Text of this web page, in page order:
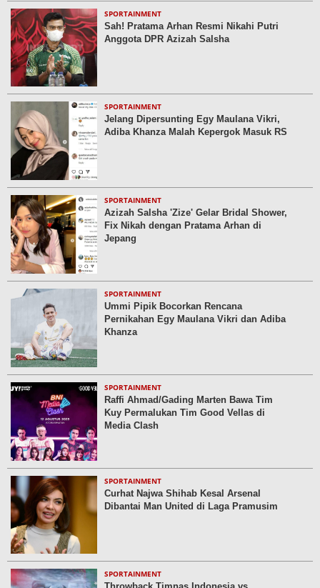
SPORTAINMENT
Sah! Pratama Arhan Resmi Nikahi Putri
Anggota DPR Azizah Salsha
SPORTAINMENT
Jelang Dipersunting Egy Maulana Vikri,
Adiba Khanza Malah Kepergok Masuk RS
SPORTAINMENT
Azizah Salsha 'Zize' Gelar Bridal Shower,
Fix Nikah dengan Pratama Arhan di
Jepang
SPORTAINMENT
Ummi Pipik Bocorkan Rencana
Pernikahan Egy Maulana Vikri dan Adiba
Khanza
SPORTAINMENT
Raffi Ahmad/Gading Marten Bawa Tim
Kuy Permalukan Tim Good Vellas di
Media Clash
SPORTAINMENT
Curhat Najwa Shihab Kesal Arsenal
Dibantai Man United di Laga Pramusim
SPORTAINMENT